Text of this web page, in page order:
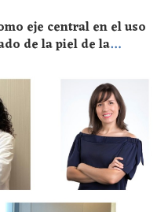
eje central en el uso
de la piel de la